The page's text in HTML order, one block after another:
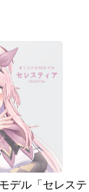
デル「セレステ